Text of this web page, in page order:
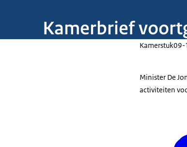
Kamerbrief
Kamerstuk09-
Minister De
activiteiten